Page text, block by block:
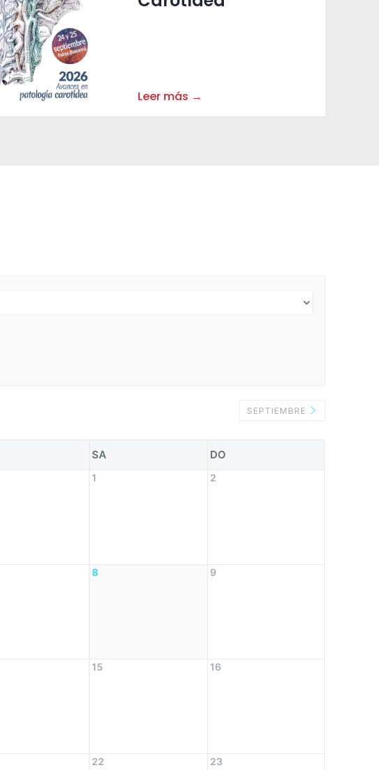
Leer más →
SEPTIEMBRE
SA DO
1 2
8 9
15 16
22 23